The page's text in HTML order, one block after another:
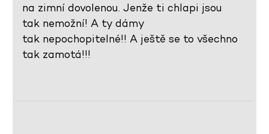
na zimní dovolenou. Jenže ti chlapi jsou
tak nemožní! A ty dámy
tak nepochopitelné!! A ještě se to všechno
tak zamotá!!!